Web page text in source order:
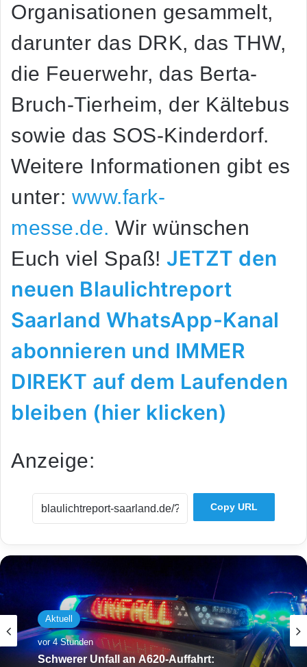
Organisationen gesammelt,
darunter das DRK, das THW,
die Feuerwehr, das Berta-
Bruch-Tierheim, der Kältebus
sowie das SOS-Kinderdorf.
Weitere Informationen gibt es
unter: www.fark-
messe.de. Wir wünschen
Euch viel Spaß! JETZT den
neuen Blaulichtreport
Saarland WhatsApp-Kanal
abonnieren und IMMER
DIREKT auf dem Laufenden
bleiben (hier klicken)
Anzeige:
Copy URL
Aktuell
vor 4 Stunden
Aktuell
vor 7 Stunden